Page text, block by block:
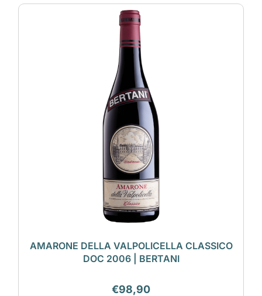
AMARONE DELLA VALPOLICELLA CLASSICO
DOC 2006 | BERTANI
€98,90